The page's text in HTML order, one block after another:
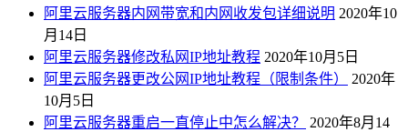
阿里云服务器内网带宽和内网收发包详细说明 2020年10
月14日
阿里云服务器修改私网IP地址教程 2020年10月5日
阿里云服务器更改公网IP地址教程（限制条件）
2020年
10月5日
阿里云服务器重启一直停止中怎么解决？
2020年8月14